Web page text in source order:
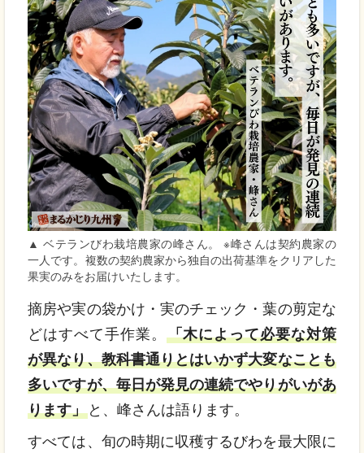
▲ ベテランびわ栽培農家の峰さん。 ※峰さんは契約農家の
一人です。複数の契約農家から独自の出荷基準をクリアした
果実のみをお届けいたします。
摘房や実の袋かけ・実のチェック・葉の剪定な
どはすべて手作業。 「木によって必要な対策
が異なり、教科書通りとはいかず大変なことも
多いですが、毎日が発見の連続でやりがいがあ
ります」と、峰さんは語ります。
すべては、旬の時期に収穫するびわを最大限に